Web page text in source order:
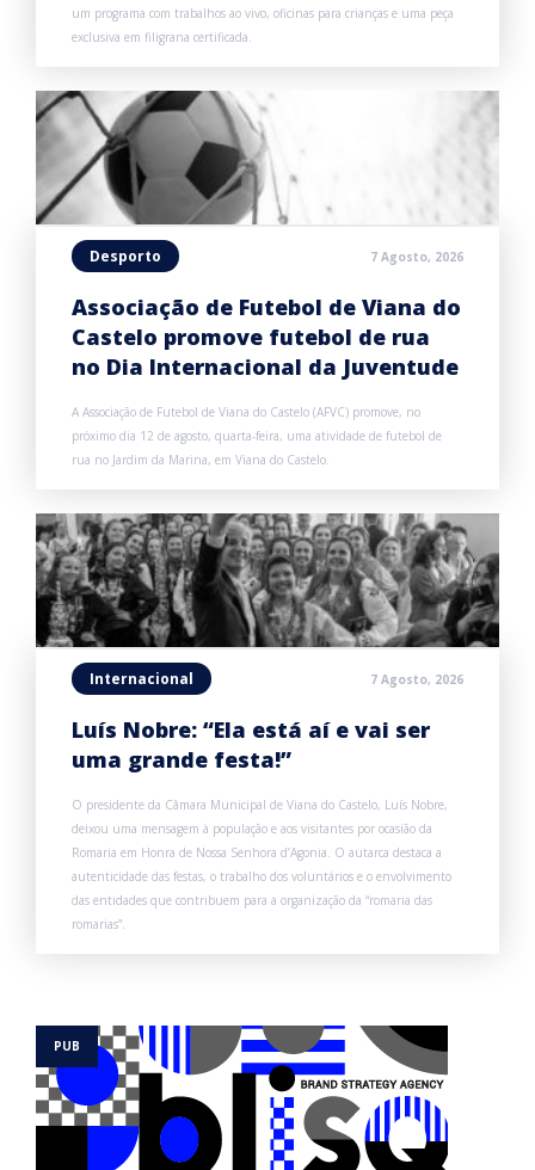
um programa com trabalhos ao vivo, oficinas para crianças e uma peça
exclusiva em filigrana certificada.
Desporto 7 Agosto, 2026
Associação de Futebol de Viana do
Castelo promove futebol de rua
no Dia Internacional da Juventude
A Associação de Futebol de Viana do Castelo (AFVC) promove, no
próximo dia 12 de agosto, quarta-feira, uma atividade de futebol de
rua no Jardim da Marina, em Viana do Castelo.
Internacional 7 Agosto, 2026
Luís Nobre: “Ela está aí e vai ser
uma grande festa!”
O presidente da Câmara Municipal de Viana do Castelo, Luís Nobre,
deixou uma mensagem à população e aos visitantes por ocasião da
Romaria em Honra de Nossa Senhora d’Agonia. O autarca destaca a
autenticidade das festas, o trabalho dos voluntários e o envolvimento
das entidades que contribuem para a organização da “romaria das
romarias”.